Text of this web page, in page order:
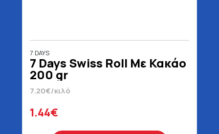
7 DAYS
7 Days Swiss Roll Με Κακάο
200 gr
7.20€/κιλό
1.44€